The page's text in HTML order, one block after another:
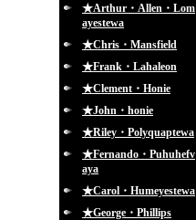
★Arthur・Allen・Lom
ayestewa
★Chris・Mansfield
★Frank・Lahaleon
★Clement・Honie
★John・honie
★Riley・Polyquaptewa
★Fernando・Puhuhefv
aya
★Carol・Humeyestewa
★George・Phillips